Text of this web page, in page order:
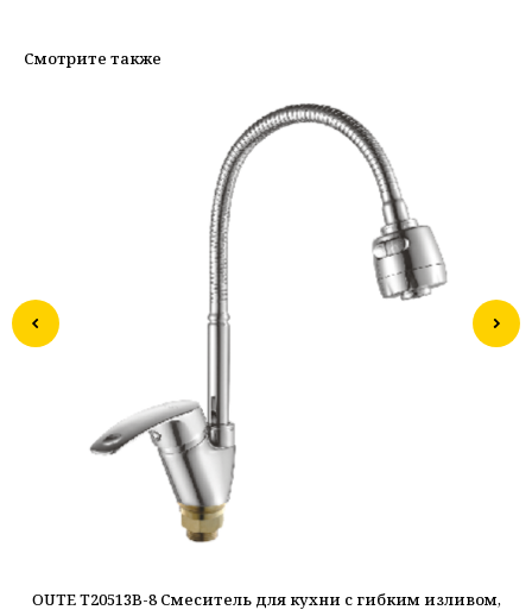
Смотрите также
OUTE T20513B-8 Смеситель для кухни с гибким изливом,